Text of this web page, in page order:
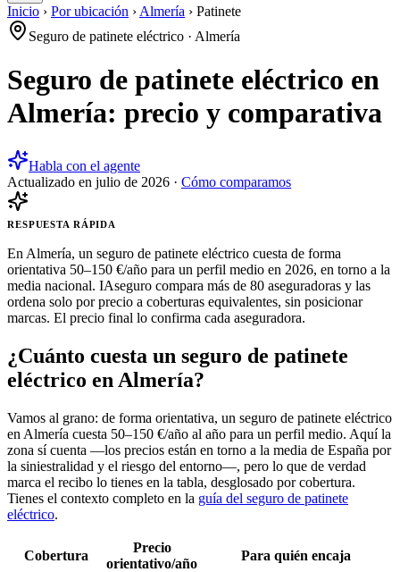
Inicio › Por ubicación › Almería › Patinete
Seguro de patinete eléctrico · Almería
Seguro de patinete eléctrico en
Almería: precio y comparativa
Habla con el agente
Actualizado en julio de 2026 · Cómo comparamos
RESPUESTA RÁPIDA
En Almería, un seguro de patinete eléctrico cuesta de forma
orientativa 50–150 €/año para un perfil medio en 2026, en torno a la
media nacional. IAseguro compara más de 80 aseguradoras y las
ordena solo por precio a coberturas equivalentes, sin posicionar
marcas. El precio final lo confirma cada aseguradora.
¿Cuánto cuesta un seguro de patinete
eléctrico en Almería?
Vamos al grano: de forma orientativa, un seguro de patinete eléctrico
en Almería cuesta 50–150 €/año al año para un perfil medio. Aquí la
zona sí cuenta —los precios están en torno a la media de España por
la siniestralidad y el riesgo del entorno—, pero lo que de verdad
marca el recibo lo tienes en la tabla, desglosado por cobertura.
Tienes el contexto completo en la guía del seguro de patinete
eléctrico.
Cobertura
Precio
orientativo/año
Para quién encaja